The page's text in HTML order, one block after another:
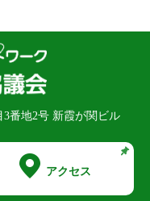
番地2号 新霞が関ビル
アクセス